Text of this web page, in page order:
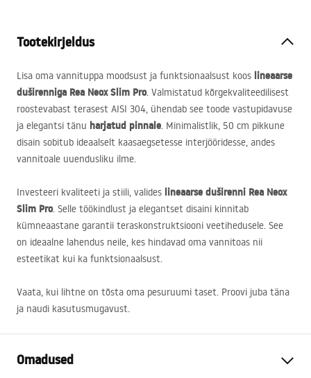
Tootekirjeldus
Lisa oma vannituppa moodsust ja funktsionaalsust koos lineaarse
duširenniga Rea Neox Slim Pro. Valmistatud kõrgekvaliteedilisest
roostevabast terasest AISI 304, ühendab see toode vastupidavuse
ja elegantsi tänu harjatud pinnale. Minimalistlik, 50 cm pikkune
disain sobitub ideaalselt kaasaegsetesse interjööridesse, andes
vannitoale uuendusliku ilme.
Investeeri kvaliteeti ja stiili, valides lineaarse duširenni Rea Neox
Slim Pro. Selle töökindlust ja elegantset disaini kinnitab
kümneaastane garantii teraskonstruktsiooni veetihedusele. See
on ideaalne lahendus neile, kes hindavad oma vannitoas nii
esteetikat kui ka funktsionaalsust.
Vaata, kui lihtne on tõsta oma pesuruumi taset. Proovi juba täna
ja naudi kasutusmugavust.
Omadused